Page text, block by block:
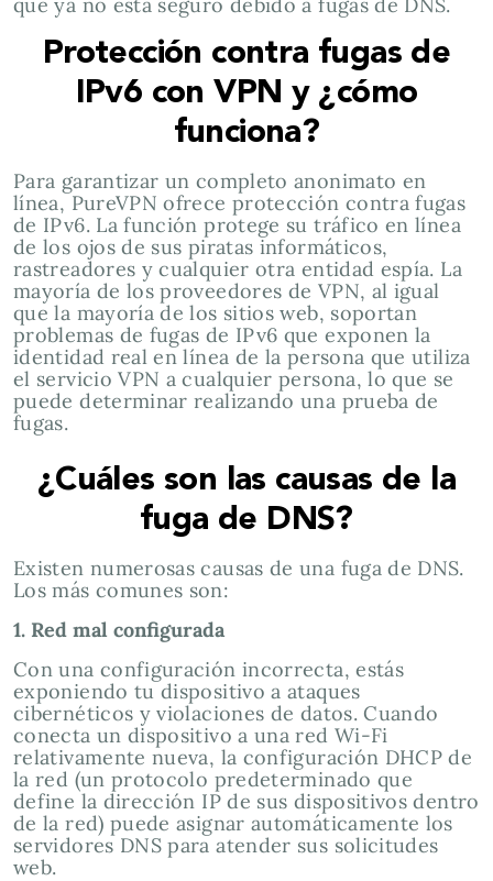
Protección contra fugas de
IPv6 con VPN y ¿cómo
funciona?
Para garantizar un completo anonimato en
línea, PureVPN ofrece protección contra fugas
de IPv6. La función protege su tráfico en línea
de los ojos de sus piratas informáticos,
rastreadores y cualquier otra entidad espía. La
mayoría de los proveedores de VPN, al igual
que la mayoría de los sitios web, soportan
problemas de fugas de IPv6 que exponen la
identidad real en línea de la persona que utiliza
el servicio VPN a cualquier persona, lo que se
puede determinar realizando una prueba de
fugas.
¿Cuáles son las causas de la
fuga de DNS?
Existen numerosas causas de una fuga de DNS.
Los más comunes son:
1. Red mal configurada
Con una configuración incorrecta, estás
exponiendo tu dispositivo a ataques
cibernéticos y violaciones de datos. Cuando
conecta un dispositivo a una red Wi-Fi
relativamente nueva, la configuración DHCP de
la red (un protocolo predeterminado que
define la dirección IP de sus dispositivos dentro
de la red) puede asignar automáticamente los
servidores DNS para atender sus solicitudes
web.